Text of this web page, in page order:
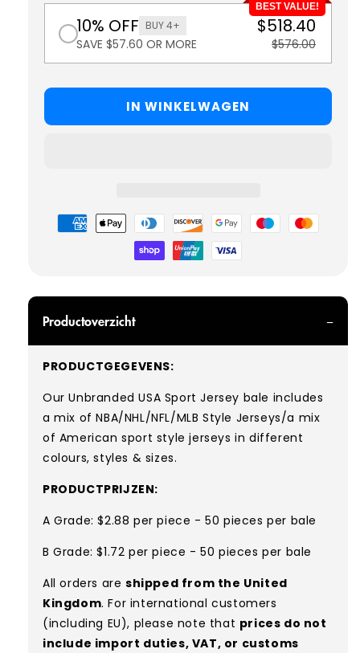
BEST VALUE!
10% OFF BUY 4+
SAVE $57.60 OR MORE
$518.40
$576.00
IN WINKELWAGEN
Betaalmethoden
Productoverzicht
PRODUCTGEGEVENS:
Our Unbranded USA Sport Jersey bale includes
a mix of NBA/NHL/NFL/MLB Style Jerseys/a mix
of American sport style jerseys in different
colours, styles & sizes.
PRODUCTPRIJZEN:
A Grade: $2.88 per piece - 50 pieces per bale
B Grade: $1.72 per piece - 50 pieces per bale
All orders are shipped from the United
Kingdom. For international customers
(including EU), please note that prices do not
include import duties, VAT, or customs